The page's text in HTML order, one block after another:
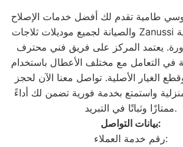
طامية تقدم لك أفضل خدمات الإصلاح
والصيانة لجميع موديلات ثلاجات Zanussi داخل مركز طامية
يعتمد المركز على فريق فني محترف
في التعامل مع مختلف الأعطال باستخدام
الغيار الأصلية. تواصل معنا الآن لحجز
واستمتع بخدمة فورية تضمن لك أداءً
ممتازًا وثباتًا في التبريد.
بيانات التواصل:
رقم خدمة العملاء: